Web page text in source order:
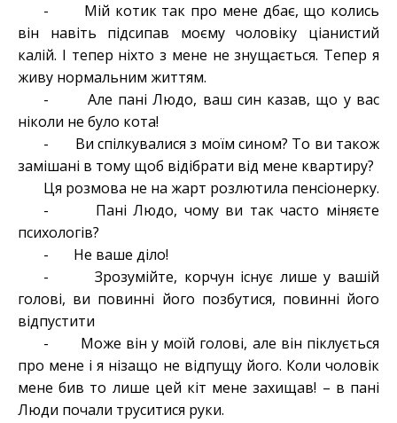
- Мій котик так про мене дбає, що колись
він навіть підсипав моєму чоловіку ціанистий
калій. І тепер ніхто з мене не знущається. Тепер я
живу нормальним життям.
- Але пані Людо, ваш син казав, що у вас
ніколи не було кота!
- Ви спілкувалися з моїм сином? То ви також
замішані в тому щоб відібрати від мене квартиру?
Ця розмова не на жарт розлютила пенсіонерку.
- Пані Людо, чому ви так часто міняєте
психологів?
- Не ваше діло!
- Зрозумійте, корчун існує лише у вашій
голові, ви повинні його позбутися, повинні його
відпустити
- Може він у моїй голові, але він піклується
про мене і я нізащо не відпущу його. Коли чоловік
мене бив то лише цей кіт мене захищав! – в пані
Люди почали труситися руки.